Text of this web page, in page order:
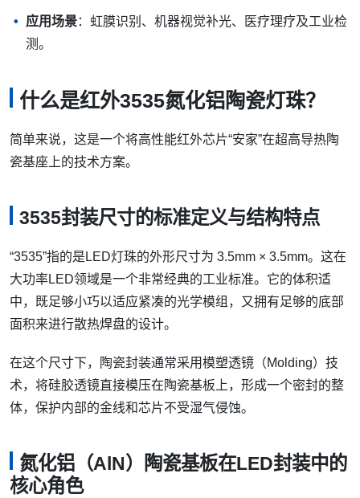
应用场景：虹膜识别、机器视觉补光、医疗理疗及工业检
测。
什么是红外3535氮化铝陶瓷灯珠？
简单来说，这是一个将高性能红外芯片“安家”在超高导热陶
瓷基座上的技术方案。
3535封装尺寸的标准定义与结构特点
“3535”指的是LED灯珠的外形尺寸为 3.5mm × 3.5mm。这在
大功率LED领域是一个非常经典的工业标准。它的体积适
中，既足够小巧以适应紧凑的光学模组，又拥有足够的底部
面积来进行散热焊盘的设计。
在这个尺寸下，陶瓷封装通常采用模塑透镜（Molding）技
术，将硅胶透镜直接模压在陶瓷基板上，形成一个密封的整
体，保护内部的金线和芯片不受湿气侵蚀。
氮化铝（AlN）陶瓷基板在LED封装中的
核心角色